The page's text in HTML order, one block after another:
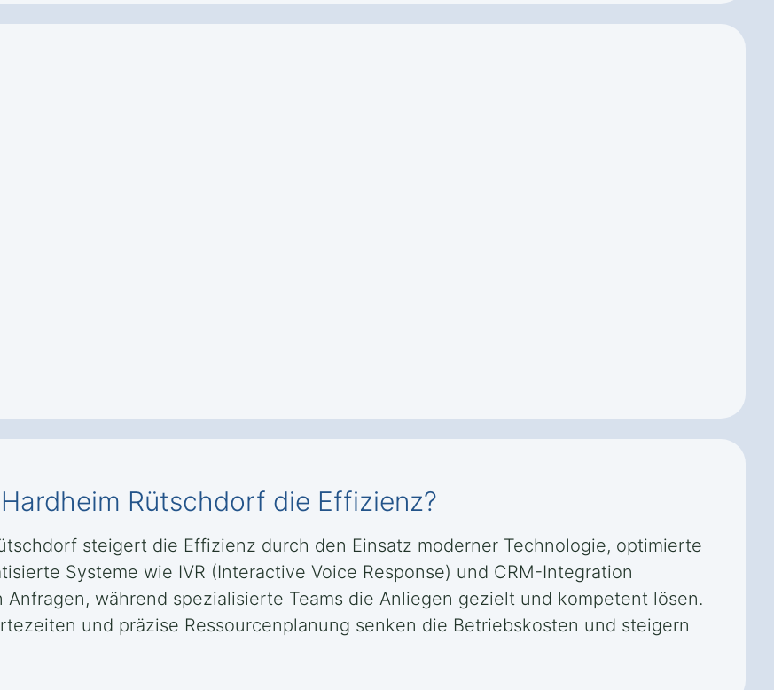
Rütschdorf die Effizienz?
steigert die Effizienz durch den Einsatz moderner Technologie, optimierte
Systeme wie IVR (Interactive Voice Response) und CRM-Integration
während spezialisierte Teams die Anliegen gezielt und kompetent lösen.
und präzise Ressourcenplanung senken die Betriebskosten und steigern